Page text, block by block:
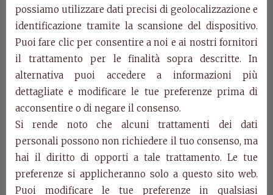
Art. 604/T
Sedia.
cm. l.45 p.53 h. 92
Art. 618/T
Sedia capotavola.
cm. l.65 p.53 h. 92
Categorie:Collezione Marco Polo,Prodotti
Prodotti della stessa categoria
possiamo utilizzare dati precisi di geolocalizzazione e
identificazione tramite la scansione del dispositivo.
Puoi fare clic per consentire a noi e ai nostri fornitori
il trattamento per le finalità sopra descritte. In
alternativa puoi accedere a informazioni più
dettagliate e modificare le tue preferenze prima di
acconsentire o di negare il consenso.
Si rende noto che alcuni trattamenti dei dati
personali possono non richiedere il tuo consenso, ma
hai il diritto di opporti a tale trattamento. Le tue
preferenze si applicheranno solo a questo sito web.
Puoi modificare le tue preferenze in qualsiasi